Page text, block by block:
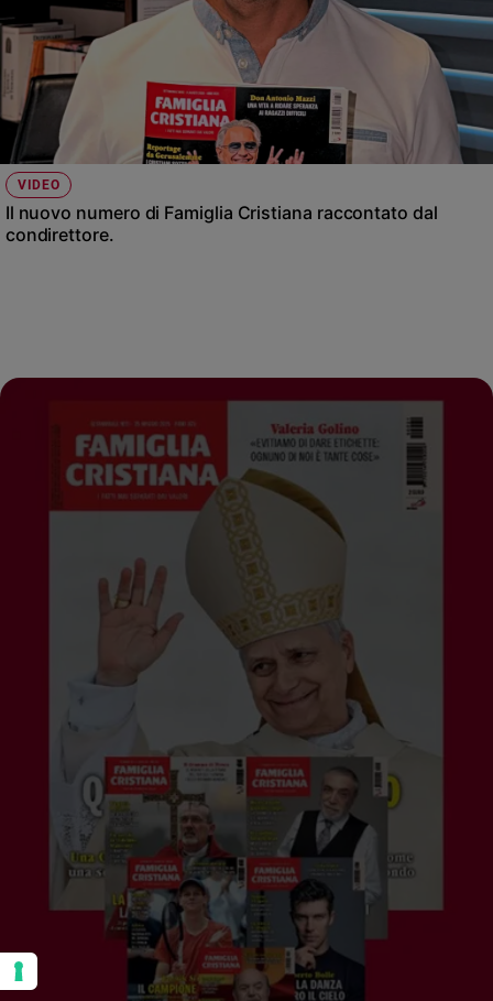
VIDEO
Il nuovo numero di Famiglia Cristiana raccontato dal
condirettore.